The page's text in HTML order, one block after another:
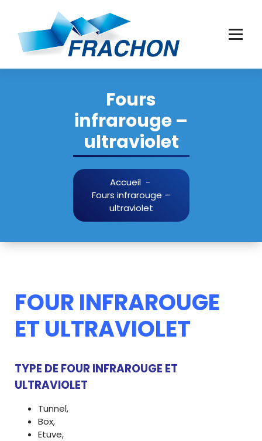
contenu
Fours
infrarouge –
ultraviolet
Accueil-
Fours infrarouge –
ultraviolet
FOUR INFRAROUGE
ET ULTRAVIOLET
TYPE DE FOUR INFRAROUGE ET
ULTRAVIOLET
Tunnel,
Box,
Etuve,